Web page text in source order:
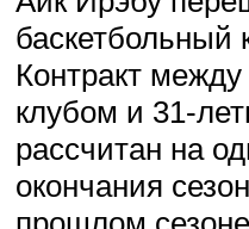
баскетбольный
Контракт между
клубом и 31-
рассчитан на
окончания